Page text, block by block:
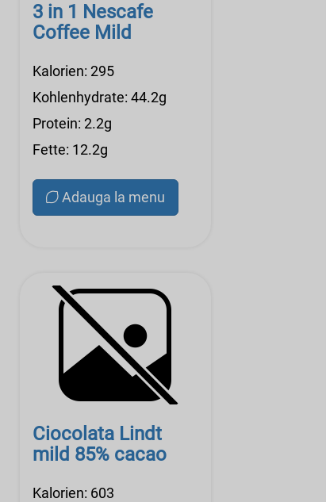
3 in 1 Nescafe
Coffee Mild
Kalorien: 295
Kohlenhydrate: 44.2g
Protein: 2.2g
Fette: 12.2g
Adauga la menu
Ciocolata Lindt
mild 85% cacao
Kalorien: 603